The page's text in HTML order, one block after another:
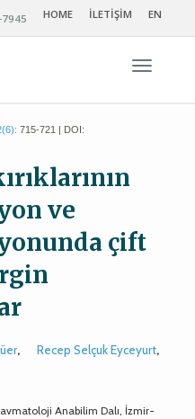
HOME İLETİŞİM EN
715-721 | DOI:
ve
çift
, Recep Selçuk Eyceyurt,
Anabilim Dalı, İzmir-